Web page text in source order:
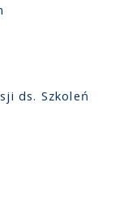
ds. Szkoleń